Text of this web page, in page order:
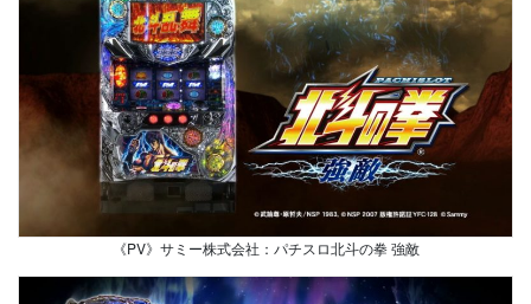
《PV》サミー株式会社：パチスロ北斗の拳 強敵